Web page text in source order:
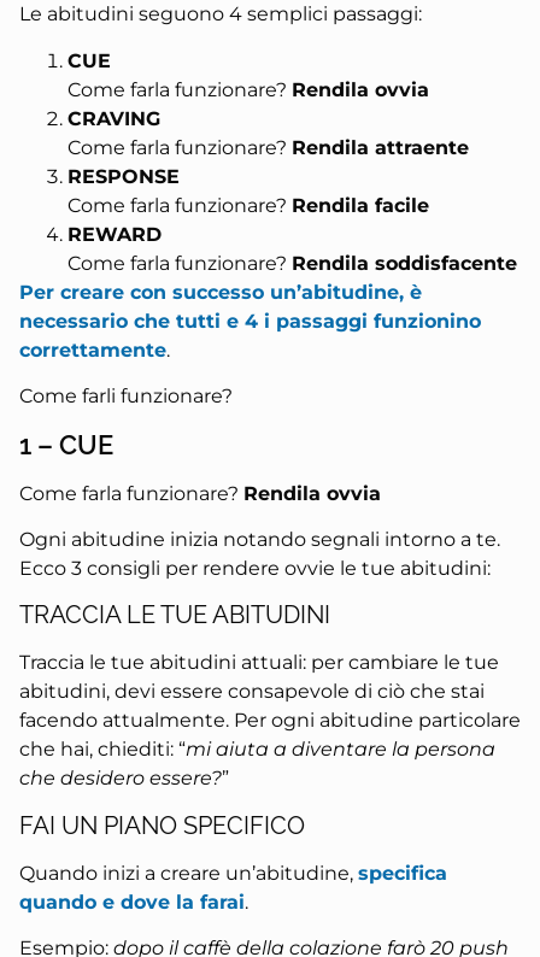
Le abitudini seguono 4 semplici passaggi:
CUE
Come farla funzionare? Rendila ovvia
CRAVING
Come farla funzionare? Rendila attraente
RESPONSE
Come farla funzionare? Rendila facile
REWARD
Come farla funzionare? Rendila soddisfacente
Per creare con successo un’abitudine, è
necessario che tutti e 4 i passaggi funzionino
correttamente.
Come farli funzionare?
1 – CUE
Come farla funzionare? Rendila ovvia
Ogni abitudine inizia notando segnali intorno a te.
Ecco 3 consigli per rendere ovvie le tue abitudini:
TRACCIA LE TUE ABITUDINI
Traccia le tue abitudini attuali: per cambiare le tue
abitudini, devi essere consapevole di ciò che stai
facendo attualmente. Per ogni abitudine particolare
che hai, chiediti: “mi aiuta a diventare la persona
che desidero essere?”
FAI UN PIANO SPECIFICO
Quando inizi a creare un’abitudine, specifica
quando e dove la farai.
Esempio: dopo il caffè della colazione farò 20 push